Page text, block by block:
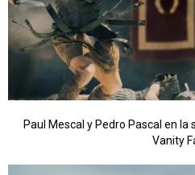
Paul Mescal y Pedro Pascal en la
Vanity